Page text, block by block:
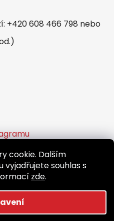
cookie. Dalším
souhlas s
zde.
+420 608 466 798 nebo